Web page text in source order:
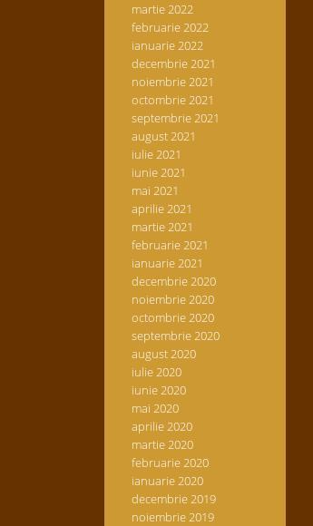
martie 2022
februarie 2022
ianuarie 2022
decembrie 2021
noiembrie 2021
octombrie 2021
septembrie 2021
august 2021
iulie 2021
iunie 2021
mai 2021
aprilie 2021
martie 2021
februarie 2021
ianuarie 2021
decembrie 2020
noiembrie 2020
octombrie 2020
septembrie 2020
august 2020
iulie 2020
iunie 2020
mai 2020
aprilie 2020
martie 2020
februarie 2020
ianuarie 2020
decembrie 2019
noiembrie 2019